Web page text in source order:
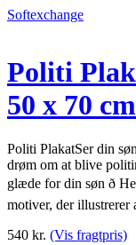
Softexchange
Politi
50 x 70
Politi PlakatSer din
drøm om at blive
glæde for din søn ð
motiver, der illustrerer
540 kr. (Vis fragtpris)